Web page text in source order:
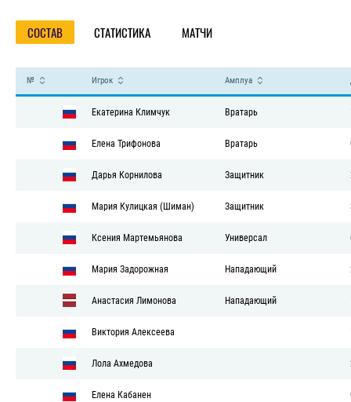
СОСТАВ СТАТИСТИКА МАТЧИ
№ Игрок Амплуа
Екатерина Климчук Вратарь
Елена Трифонова Вратарь
Дарья Корнилова Защитник
Мария Кулицкая (Шиман) Защитник
Ксения Мартемьянова Универсал
Мария Задорожная Нападающий
Анастасия Лимонова Нападающий
Виктория Алексеева
Лола Ахмедова
Елена Кабанен